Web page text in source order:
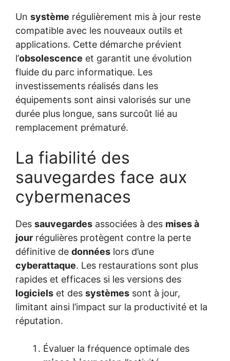
Un système régulièrement mis à jour reste
compatible avec les nouveaux outils et
applications. Cette démarche prévient
l’obsolescence et garantit une évolution
fluide du parc informatique. Les
investissements réalisés dans les
équipements sont ainsi valorisés sur une
durée plus longue, sans surcoût lié au
remplacement prématuré.
La fiabilité des
sauvegardes face aux
cybermenaces
Des sauvegardes associées à des mises à
jour régulières protègent contre la perte
définitive de données lors d’une
cyberattaque. Les restaurations sont plus
rapides et efficaces si les versions des
logiciels et des systèmes sont à jour,
limitant ainsi l’impact sur la productivité et la
réputation.
Évaluer la fréquence optimale des